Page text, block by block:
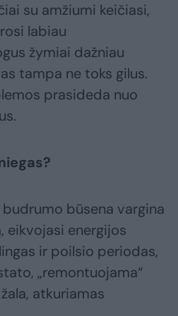
su amžiumi keičiasi,
labiau
žymiai dažniau
tampa ne toks gilus.
prasideda nuo
budrumo būsena vargina
eikvojasi energijos
ir poilsio periodas,
„remontuojama“
atkuriamas